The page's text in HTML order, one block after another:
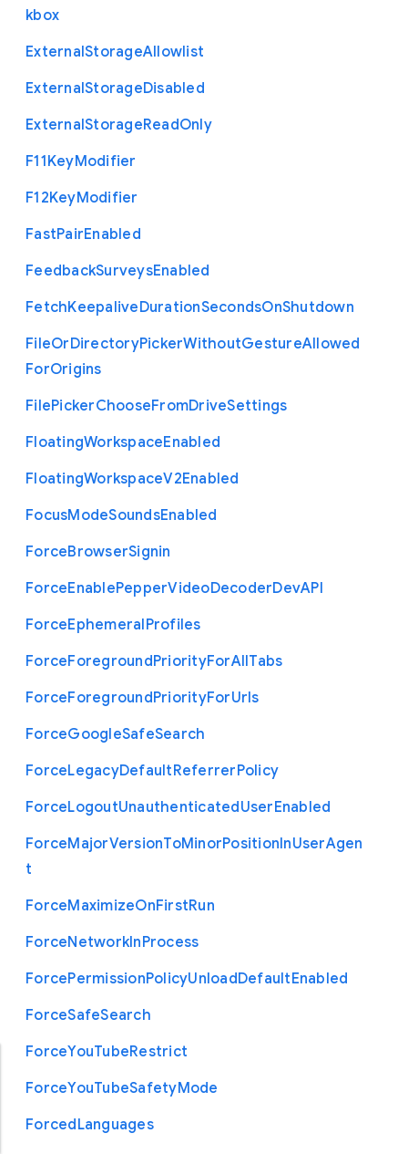
kbox
ExternalStorageAllowlist
ExternalStorageDisabled
ExternalStorageReadOnly
F11KeyModifier
F12KeyModifier
FastPairEnabled
FeedbackSurveysEnabled
FetchKeepaliveDurationSecondsOnShutdown
FileOrDirectoryPickerWithoutGestureAllowed
ForOrigins
FilePickerChooseFromDriveSettings
FloatingWorkspaceEnabled
FloatingWorkspaceV2Enabled
FocusModeSoundsEnabled
ForceBrowserSignin
ForceEnablePepperVideoDecoderDevAPI
ForceEphemeralProfiles
ForceForegroundPriorityForAllTabs
ForceForegroundPriorityForUrls
ForceGoogleSafeSearch
ForceLegacyDefaultReferrerPolicy
ForceLogoutUnauthenticatedUserEnabled
ForceMajorVersionToMinorPositionInUserAgen
t
ForceMaximizeOnFirstRun
ForceNetworkInProcess
ForcePermissionPolicyUnloadDefaultEnabled
ForceSafeSearch
ForceYouTubeRestrict
ForceYouTubeSafetyMode
ForcedLanguages